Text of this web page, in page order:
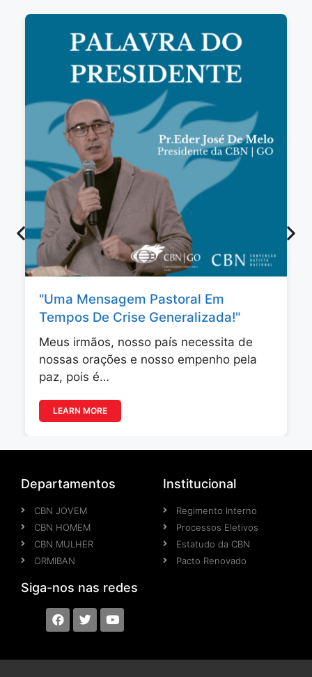
"Uma Mensagem Pastoral Em
Tempos De Crise Generalizada!"
Meus irmãos, nosso país necessita de
nossas orações e nosso empenho pela
paz, pois é…
LEARN MORE
Departamentos
CBN JOVEM
CBN HOMEM
CBN MULHER
ORMIBAN
Institucional
Regimento Interno
Processos Eletivos
Estatudo da CBN
Pacto Renovado
Siga-nos nas redes​